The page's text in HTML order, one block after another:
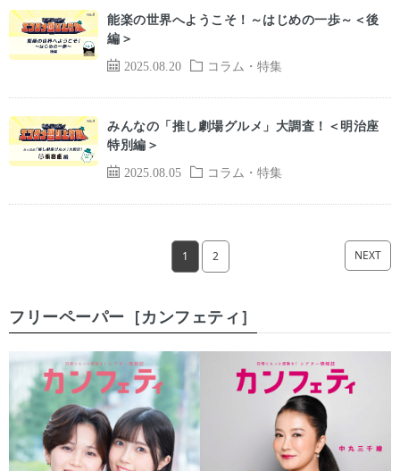
2025.08.20 コラム・特集
能楽の世界へようこそ！～はじめの一歩～＜後
編＞
2025.08.05 コラム・特集
みんなの「推し劇場グルメ」大調査！＜明治座
特別編＞
1 2 NEXT
フリーペーパー［カンフェティ］